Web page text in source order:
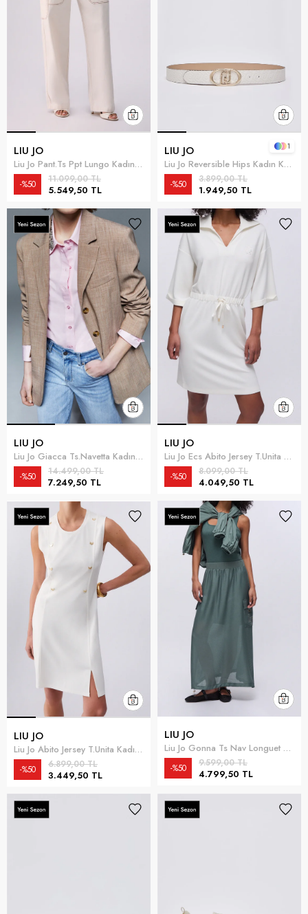
LIU JO
Liu Jo Pant.Ts Ppt Lungo Kadın Pantolon Çok Renkli
5.549,50 TL
11.099,00 TL
%50
LIU JO
Liu Jo Reversible Hips Kadın Kemer Çok Renkli
1.949,50 TL
3.899,00 TL
%50
1
LIU JO
Liu Jo Giacca Ts.Navetta Kadın Blazer Ceket Çok Renkli
7.249,50 TL
14.499,00 TL
%50
LIU JO
Liu Jo Ecs Abito Jersey T.Unita Kadın Elbise Beyaz
4.049,50 TL
8.099,00 TL
%50
LIU JO
Liu Jo Abito Jersey T.Unita Kadın Elbise Beyaz
3.449,50 TL
6.899,00 TL
%50
LIU JO
Liu Jo Gonna Ts Nav Longuet Kadın Etek
4.799,50 TL
9.599,00 TL
%50